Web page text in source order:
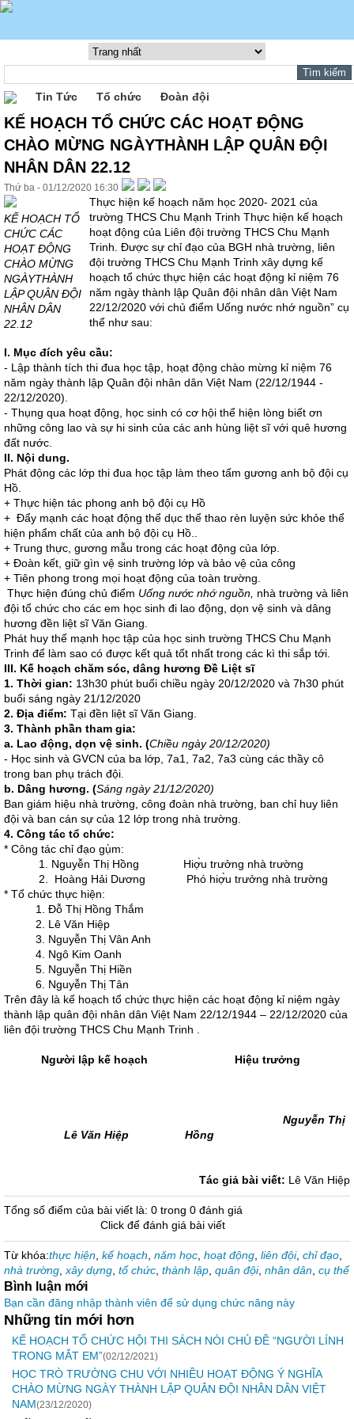
Tin Tức Tổ chức Đoàn đội
KẾ HOẠCH TỔ CHỨC CÁC HOẠT ĐỘNG
CHÀO MỪNG NGÀYTHÀNH LẬP QUÂN ĐỘI
NHÂN DÂN 22.12
Thứ ba - 01/12/2020 16:30
KẾ HOẠCH TỔ
CHỨC CÁC
HOẠT ĐỘNG
CHÀO MỪNG
NGÀYTHÀNH
LẬP QUÂN ĐỘI
NHÂN DÂN
22.12
Thực hiện kế hoạch năm học 2020- 2021 của
trường THCS Chu Mạnh Trinh Thực hiện kế hoạch
hoạt động của Liên đội trường THCS Chu Mạnh
Trinh. Được sự chỉ đạo của BGH nhà trường, liên
đội trường THCS Chu Mạnh Trinh xây dựng kế
hoạch tổ chức thực hiện các hoạt động kỉ niệm 76
năm ngày thành lập Quân đội nhân dân Việt Nam
22/12/2020 với chủ điểm Uống nước nhớ nguồn” cụ
thể như sau:
I. Mục đích yêu cầu:
- Lập thành tích thi đua học tập, hoạt động chào mừng kỉ niệm 76
năm ngày thành lập Quân đội nhân dân Việt Nam (22/12/1944 -
22/12/2020).
- Thụng qua hoạt động, học sinh có cơ hội thể hiện lòng biết ơn
những công lao và sự hi sinh của các anh hùng liệt sĩ với quê hương
đất nước.
II. Nội dung.
Phát động các lớp thi đua học tập làm theo tấm gương anh bộ đội cụ
Hồ.
+ Thực hiện tác phong anh bộ đội cụ Hồ
+ Đẩy mạnh các hoạt động thể dục thể thao rèn luyện sức khỏe thể
hiện phẩm chất của anh bộ đội cụ Hồ..
+ Trung thực, gương mẫu trong các hoạt động của lớp.
+ Đoàn kết, giữ gìn vệ sinh trường lớp và bảo vệ của công
+ Tiên phong trong mọi hoạt động của toàn trường.
Thực hiện đúng chủ điểm Uống nước nhớ nguồn, nhà trường và liên
đội tổ chức cho các em học sinh đi lao động, dọn vệ sinh và dâng
hương đền liệt sĩ Văn Giang.
Phát huy thế mạnh học tập của học sinh trường THCS Chu Mạnh
Trinh để làm sao có được kết quả tốt nhất trong các kì thi sắp tới.
III. Kế hoạch chăm sóc, dâng hương Đề Liệt sĩ
1. Thời gian: 13h30 phút buổi chiều ngày 20/12/2020 và 7h30 phút
buổi sáng ngày 21/12/2020
2. Địa điểm: Tại đền liệt sĩ Văn Giang.
3. Thành phần tham gia:
a. Lao động, dọn vệ sinh. (Chiều ngày 20/12/2020)
- Học sinh và GVCN của ba lớp, 7a1, 7a2, 7a3 cùng các thầy cô
trong ban phụ trách đội.
b. Dâng hương. (Sáng ngày 21/12/2020)
Ban giám hiệu nhà trường, công đoàn nhà trường, ban chỉ huy liên
đội và ban cán sự của 12 lớp trong nhà trường.
4. Công tác tổ chức:
* Công tác chỉ đạo gụ̀m:
1. Nguyễn Thị Hồng Hiợ̀u trưởng nhà trường
2. Hoàng Hải Dương Phó hiợ̀u trưởng nhà trường
* Tổ chức thực hiện:
1. Đỗ Thị Hồng Thắm
2. Lê Văn Hiệp
3. Nguyễn Thị Vân Anh
4. Ngô Kim Oanh
5. Nguyễn Thị Hiền
6. Nguyễn Thị Tân
Trên đây là kế hoạch tổ chức thực hiện các hoạt động kỉ niệm ngày
thành lập quân đội nhân dân Việt Nam 22/12/1944 – 22/12/2020 của
liên đội trường THCS Chu Mạnh Trinh .
Người lập kế hoạch
Lê Văn Hiệp
Hiệu trưởng
Nguyễn Thị
Hồng
Tác giả bài viết: Lê Văn Hiệp
Tổng số điểm của bài viết là: 0 trong 0 đánh giá
Click để đánh giá bài viết
Từ khóa:thực hiện kế hoạch năm học hoạt động liên đội, chỉ đạo
nhà trường xây dựng tổ chức thành lập quân đội, nhân dân cụ thể
Bình luận mới
Bạn cần đăng nhập thành viên để sử dụng chức năng này
Những tin mới hơn
KẾ HOẠCH TỔ CHỨC HỘI THI SÁCH NÓI CHỦ ĐỀ “NGƯỜI LÍNH
TRONG MẮT EM”(02/12/2021)
HỌC TRÒ TRƯỜNG CHU VỚI NHIỀU HOẠT ĐỘNG Ý NGHĨA
CHÀO MỪNG NGÀY THÀNH LẬP QUÂN ĐỘI NHÂN DÂN VIỆT
NAM(23/12/2020)